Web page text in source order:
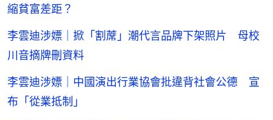
縮貧富差距？
李雲迪涉嫖｜掀「割蓆」潮代言品牌下架照片 母校
川音摘牌刪資料
李雲迪涉嫖｜中國演出行業協會批違背社會公德 宣
布「從業抵制」